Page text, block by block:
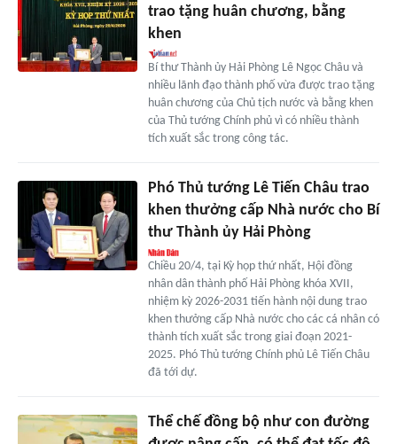
trao tặng huân chương, bằng
khen
Bí thư Thành ủy Hải Phòng Lê Ngọc Châu và
nhiều lãnh đạo thành phố vừa được trao tặng
huân chương của Chủ tịch nước và bằng khen
của Thủ tướng Chính phủ vì có nhiều thành
tích xuất sắc trong công tác.
Phó Thủ tướng Lê Tiến Châu trao
khen thưởng cấp Nhà nước cho Bí
thư Thành ủy Hải Phòng
Chiều 20/4, tại Kỳ họp thứ nhất, Hội đồng
nhân dân thành phố Hải Phòng khóa XVII,
nhiệm kỳ 2026-2031 tiến hành nội dung trao
khen thưởng cấp Nhà nước cho các cá nhân có
thành tích xuất sắc trong giai đoạn 2021-
2025. Phó Thủ tướng Chính phủ Lê Tiến Châu
đã tới dự.
Thể chế đồng bộ như con đường